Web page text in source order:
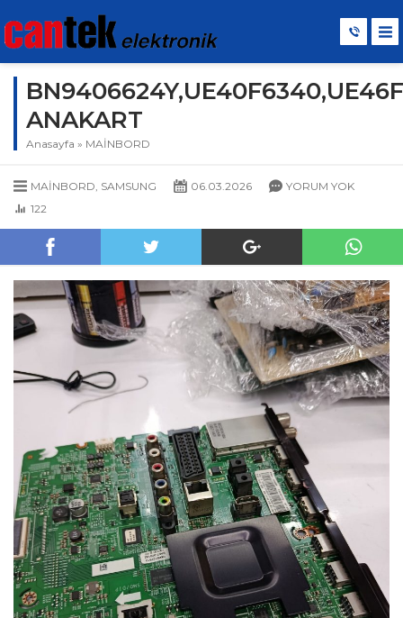
ANAKART
Anasayfa » MAİNBORD
MAİNBORD, SAMSUNG 06.03.2026
YORUM YOK
122